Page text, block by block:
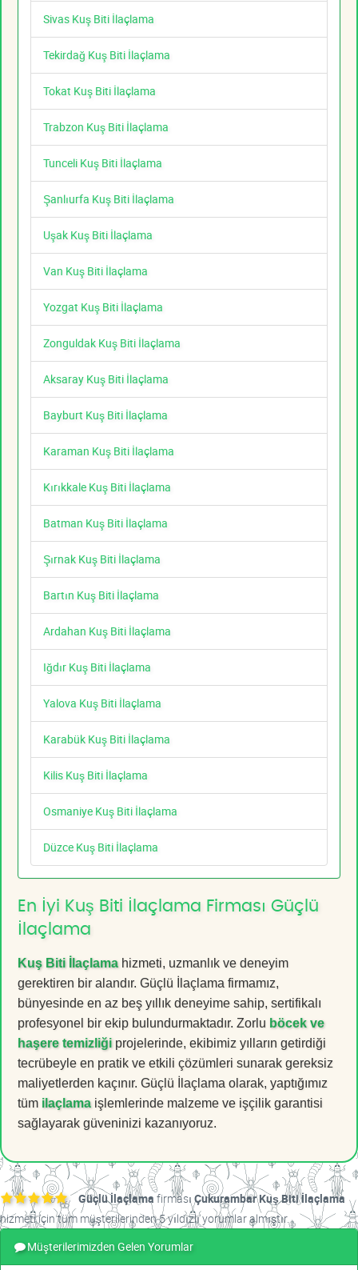
Sivas Kuş Biti İlaçlama
Tekirdağ Kuş Biti İlaçlama
Tokat Kuş Biti İlaçlama
Trabzon Kuş Biti İlaçlama
Tunceli Kuş Biti İlaçlama
Şanlıurfa Kuş Biti İlaçlama
Uşak Kuş Biti İlaçlama
Van Kuş Biti İlaçlama
Yozgat Kuş Biti İlaçlama
Zonguldak Kuş Biti İlaçlama
Aksaray Kuş Biti İlaçlama
Bayburt Kuş Biti İlaçlama
Karaman Kuş Biti İlaçlama
Kırıkkale Kuş Biti İlaçlama
Batman Kuş Biti İlaçlama
Şırnak Kuş Biti İlaçlama
Bartın Kuş Biti İlaçlama
Ardahan Kuş Biti İlaçlama
Iğdır Kuş Biti İlaçlama
Yalova Kuş Biti İlaçlama
Karabük Kuş Biti İlaçlama
Kilis Kuş Biti İlaçlama
Osmaniye Kuş Biti İlaçlama
Düzce Kuş Biti İlaçlama
En İyi Kuş Biti İlaçlama Firması Güçlü
İlaçlama
Kuş Biti İlaçlamahizmeti, uzmanlık ve deneyim
gerektiren bir alandır. Güçlü İlaçlama firmamız,
bünyesinde en az beş yıllık deneyime sahip, sertifikalı
profesyonel bir ekip bulundurmaktadır. Zorlu böcek ve
haşere temizliği projelerinde, ekibimiz yılların getirdiği
tecrübeyle en pratik ve etkili çözümleri sunarak gereksiz
maliyetlerden kaçınır. Güçlü İlaçlama olarak, yaptığımız
tüm ilaçlamaişlemlerinde malzeme ve işçilik garantisi
sağlayarak güveninizi kazanıyoruz.
Güçlü İlaçlama firması Çukurambar Kuş Biti İlaçlama
hizmeti için tüm müşterilerinden 5 yıldızlı yorumlar almıştır.
Müşterilerimizden Gelen Yorumlar